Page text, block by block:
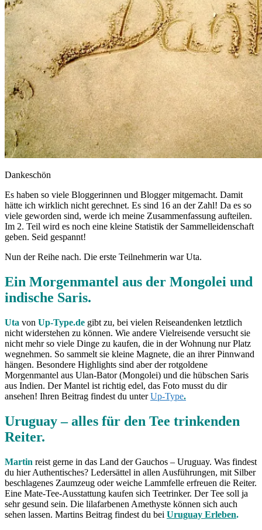
Dankeschön
Es haben so viele Bloggerinnen und Blogger mitgemacht. Damit
hätte ich wirklich nicht gerechnet. Es sind 16 an der Zahl! Da es so
viele geworden sind, werde ich meine Zusammenfassung aufteilen.
Im 2. Teil wird es noch eine kleine Statistik der Sammelleidenschaft
geben. Seid gespannt!
Nun der Reihe nach. Die erste Teilnehmerin war Uta.
Ein Morgenmantel aus der Mongolei und
indische Saris.
Uta von Up-Type.de gibt zu, bei vielen Reiseandenken letztlich
nicht widerstehen zu können. Wie andere Vielreisende versucht sie
nicht mehr so viele Dinge zu kaufen, die in der Wohnung nur Platz
wegnehmen. So sammelt sie kleine Magnete, die an ihrer Pinnwand
hängen. Besondere Highlights sind aber der rotgoldene
Morgenmantel aus Ulan-Bator (Mongolei) und die hübschen Saris
aus Indien. Der Mantel ist richtig edel, das Foto musst du dir
ansehen! Ihren Beitrag findest du unterUp-Type.
Uruguay – alles für den Tee trinkenden
Reiter.
Martin reist gerne in das Land der Gauchos – Uruguay. Was findest
du hier Authentisches? Ledersättel in allen Ausführungen, mit Silber
beschlagenes Zaumzeug oder weiche Lammfelle erfreuen die Reiter.
Eine Mate-Tee-Ausstattung kaufen sich Teetrinker. Der Tee soll ja
sehr gesund sein. Die lilafarbenen Amethyste können sich auch
sehen lassen. Martins Beitrag findest du bei Uruguay Erleben.